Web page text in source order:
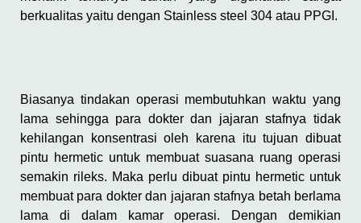
berkualitas yaitu dengan Stainless steel 304 atau PPGI.
Biasanya tindakan operasi membutuhkan waktu yang
lama sehingga para dokter dan jajaran stafnya tidak
kehilangan konsentrasi oleh karena itu tujuan dibuat
pintu hermetic untuk membuat suasana ruang operasi
semakin rileks. Maka perlu dibuat pintu hermetic untuk
membuat para dokter dan jajaran stafnya betah berlama
lama di dalam kamar operasi. Dengan demikian